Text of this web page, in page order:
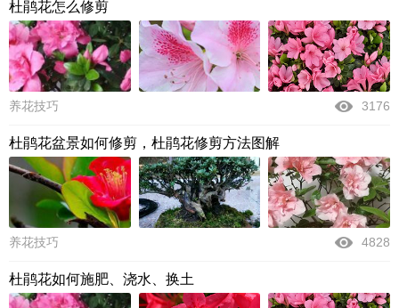
杜鹃花怎么修剪
养花技巧 3176
杜鹃花盆景如何修剪，杜鹃花修剪方法图解
养花技巧 4828
杜鹃花如何施肥、浇水、换土